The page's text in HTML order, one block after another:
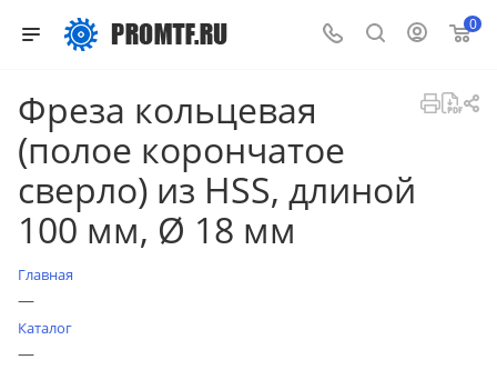
0
Фреза кольцевая
(полое корончатое
сверло) из HSS, длиной
100 мм, Ø 18 мм
Главная
—
Каталог
—